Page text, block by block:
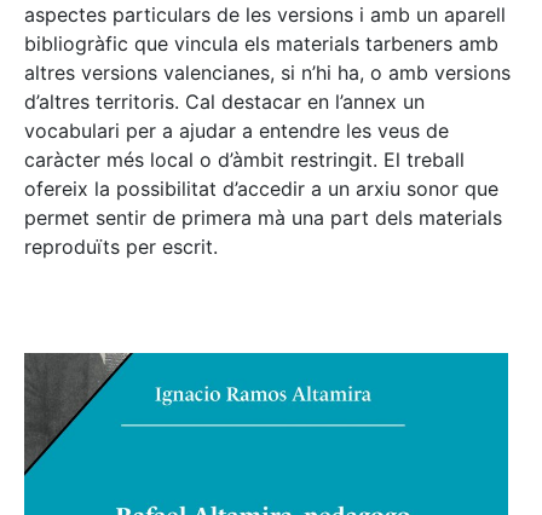
aspectes particulars de les versions i amb un aparell
bibliogràfic que vincula els materials tarbeners amb
altres versions valencianes, si n’hi ha, o amb versions
d’altres territoris. Cal destacar en l’annex un
vocabulari per a ajudar a entendre les veus de
caràcter més local o d’àmbit restringit. El treball
ofereix la possibilitat d’accedir a un arxiu sonor que
permet sentir de primera mà una part dels materials
reproduïts per escrit.